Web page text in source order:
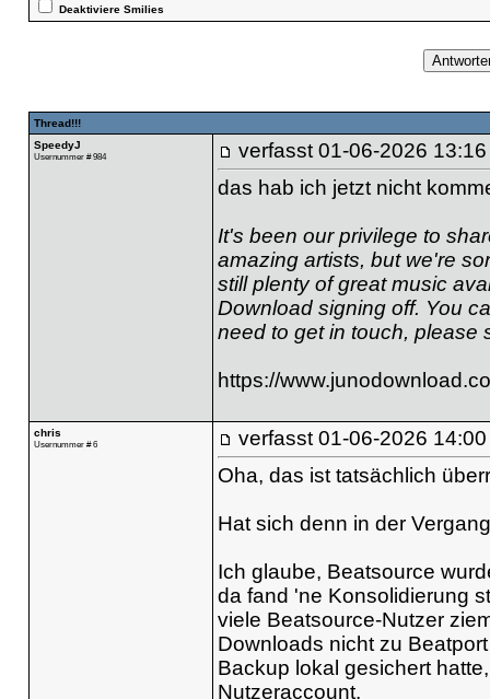
Deaktiviere Smilies
Thread!!!
SpeedyJ
Usernummer # 984 verfasst 01-06-2026 13:16
das hab ich jetzt nicht
It's been our privilege to
amazing artists, but we're
still plenty of great music
Download signing off. You
need to get in touch, please
https://
chris
Usernummer # 6 verfasst 01-06-2026 14:00
Oha, das ist tatsächlich
Hat sich denn in der
Ich glaube, Beatsource
da fand 'ne Konsolidierung
viele Beatsource-Nutzer
Downloads nicht zu
Backup lokal gesichert
Nutzeraccount.